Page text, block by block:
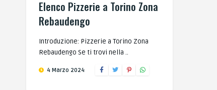
Elenco Pizzerie a Torino Zona
Rebaudengo
Introduzione: Pizzerie a Torino Zona
Rebaudengo Se ti trovi nella ..
4 Marzo 2024